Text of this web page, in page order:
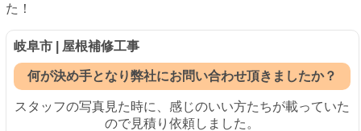
た！
岐阜市 | 屋根補修工事
何が決め手となり弊社にお問い合わせ頂きましたか？
スタッフの写真見た時に、感じのいい方たちが載っていた
ので見積り依頼しました。